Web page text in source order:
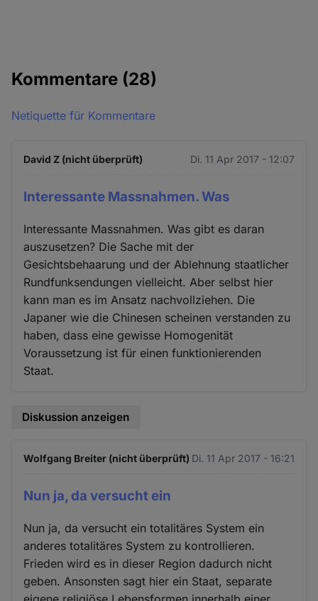
Kommentare (28)
Netiquette für Kommentare
David Z (nicht überprüft) Di. 11 Apr 2017 - 12:07
Interessante Massnahmen. Was
Interessante Massnahmen. Was gibt es daran
auszusetzen? Die Sache mit der
Gesichtsbehaarung und der Ablehnung staatlicher
Rundfunksendungen vielleicht. Aber selbst hier
kann man es im Ansatz nachvollziehen. Die
Japaner wie die Chinesen scheinen verstanden zu
haben, dass eine gewisse Homogenität
Voraussetzung ist für einen funktionierenden
Staat.
Diskussion anzeigen
Wolfgang Breiter (nicht überprüft) Di. 11 Apr 2017 - 16:21
Nun ja, da versucht ein
Nun ja, da versucht ein totalitäres System ein
anderes totalitäres System zu kontrollieren.
Frieden wird es in dieser Region dadurch nicht
geben. Ansonsten sagt hier ein Staat, separate